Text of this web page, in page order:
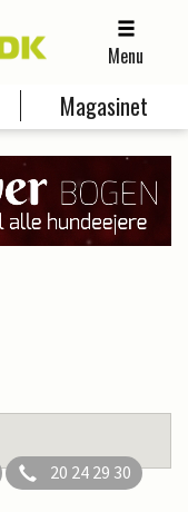
Menu
Magasinet
20 24 29 30